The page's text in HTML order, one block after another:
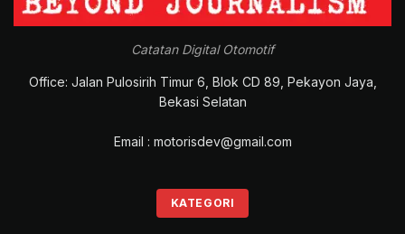
Catatan Digital Otomotif
Office: Jalan Pulosirih Timur 6, Blok CD 89, Pekayon Jaya,
Bekasi Selatan
Email : motorisdev@gmail.com
KATEGORI